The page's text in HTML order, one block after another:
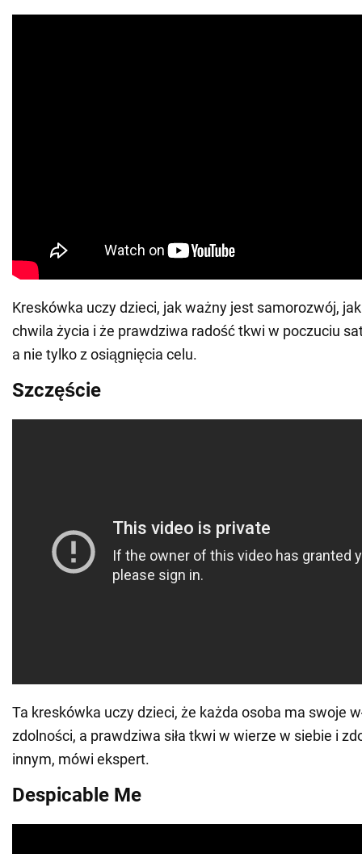
Kreskówka uczy dzieci, jak ważny jest samorozwój,
chwila życia i że prawdziwa radość tkwi w poczuciu
a nie tylko z osiągnięcia celu.
Szczęście
Ta kreskówka uczy dzieci, że każda osoba ma swoje
zdolności, a prawdziwa siła tkwi w wierze w siebie i
innym, mówi ekspert.
Despicable Me